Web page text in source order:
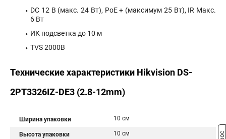
DC 12 В (макс. 24 Вт), PoE + (максимум 25 Вт), IR Макс.
6 Вт
ИК подсветка до 10 м
TVS 2000В
Технические характеристики Hikvision DS-
2PT3326IZ-DE3 (2.8-12mm)
Ширина упаковки 10 см
Высота упаковки 10 см